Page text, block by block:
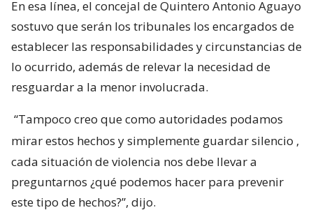
En esa línea, el concejal de Quintero Antonio Aguayo
sostuvo que serán los tribunales los encargados de
establecer las responsabilidades y circunstancias de
lo ocurrido, además de relevar la necesidad de
resguardar a la menor involucrada.
“Tampoco creo que como autoridades podamos
mirar estos hechos y simplemente guardar silencio ,
cada situación de violencia nos debe llevar a
preguntarnos ¿qué podemos hacer para prevenir
este tipo de hechos?”, dijo.